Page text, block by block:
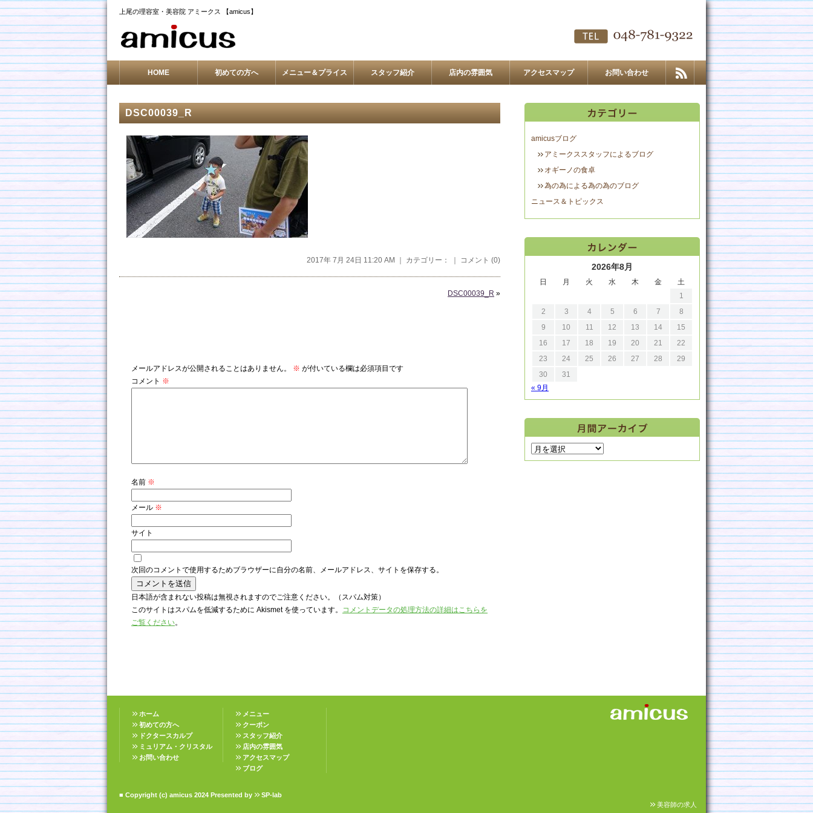
上尾の理容室・美容院 アミークス 【amicus】
HOME 初めての方へ メニュー＆プライス スタッフ紹介 店内の雰囲気 アクセスマップ お問い合わせ
DSC00039_R
2017年 7月 24日 11:20 AM ｜ カテゴリー： ｜ コメント (0)
DSC00039_R »
メールアドレスが公開されることはありません。 ※ が付いている欄は必須項目です
コメント ※
名前 ※
メール ※
サイト
次回のコメントで使用するためブラウザーに自分の名前、メールアドレス、サイトを保存する。
日本語が含まれない投稿は無視されますのでご注意ください。（スパム対策）
このサイトはスパムを低減するために Akismet を使っています。 コメントデータの処理方法の詳細はこちらを
ご覧ください。
amicusブログ
アミークススタッフによるブログ
オギーノの食卓
為の為による為の為のブログ
ニュース＆トピックス
2026年8月
日 月 火 水 木 金
土
1
2
3 4 5 6 7
8
9
10 11 12 13 14
15
16
17 18 19 20 21
22
23
24 25 26 27 28
29
30
31
« 9月
ホーム
初めての方へ
ドクタースカルプ
ミュリアム・クリスタル
お問い合わせ
メニュー
クーポン
スタッフ紹介
店内の雰囲気
アクセスマップ
ブログ
■ Copyright (c) amicus 2024 Presented by
SP-lab
美容師の求人